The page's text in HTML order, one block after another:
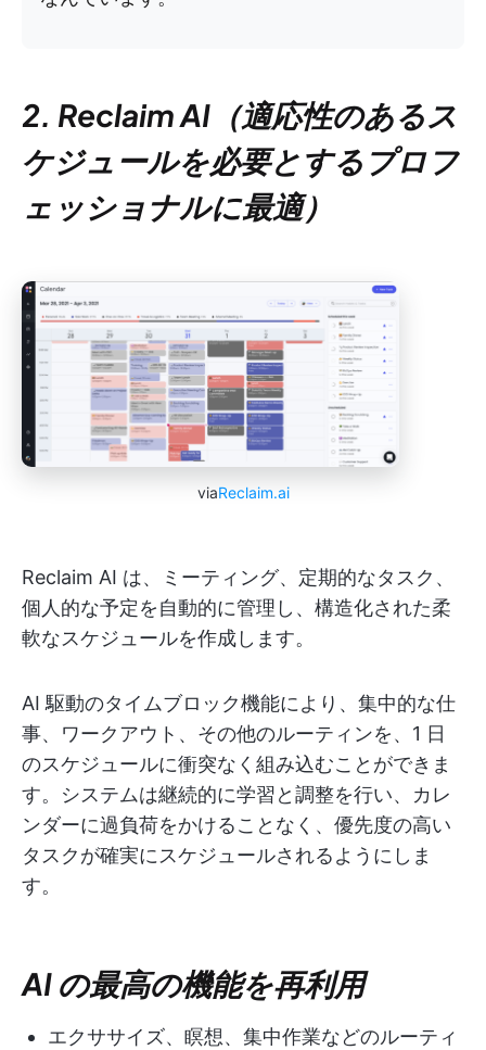
2. Reclaim AI（適応性のあるス
ケジュールを必要とするプロフ
ェッショナルに最適）
viaReclaim.ai
Reclaim AI は、ミーティング、定期的なタスク、
個人的な予定を自動的に管理し、構造化された柔
軟なスケジュールを作成します。
AI 駆動のタイムブロック機能により、集中的な仕
事、ワークアウト、その他のルーティンを、1 日
のスケジュールに衝突なく組み込むことができま
す。システムは継続的に学習と調整を行い、カレ
ンダーに過負荷をかけることなく、優先度の高い
タスクが確実にスケジュールされるようにしま
す。
AI の最高の機能を再利用
エクササイズ、瞑想、集中作業などのルーティ